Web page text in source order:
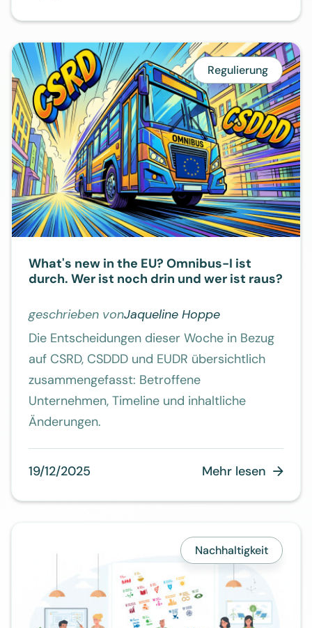
Regulierung
What's new in the EU? Omnibus-I ist
durch. Wer ist noch drin und wer ist raus?
geschrieben vonJaqueline Hoppe
Die Entscheidungen dieser Woche in Bezug
auf CSRD, CSDDD und EUDR übersichtlich
zusammengefasst: Betroffene
Unternehmen, Timeline und inhaltliche
Änderungen.
19/12/2025 Mehr lesen 
Nachhaltigkeit